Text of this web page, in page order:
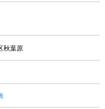
秋葉原